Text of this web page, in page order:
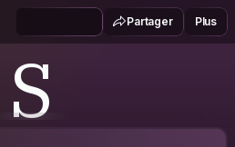
Partager Plus
S